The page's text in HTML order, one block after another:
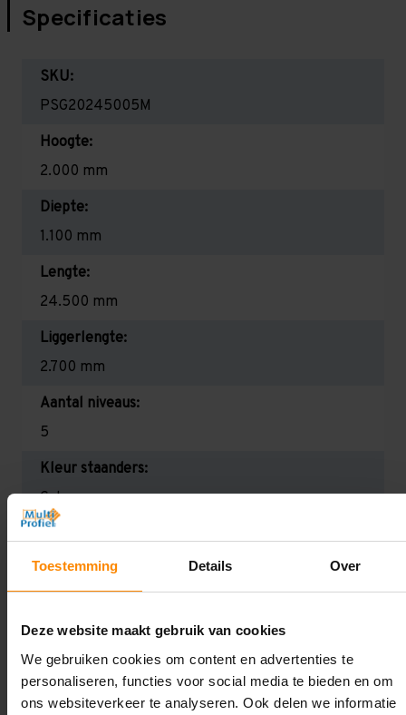
Toestemming Details Over
Deze website maakt gebruik van cookies
We gebruiken cookies om content en advertenties te
personaliseren, functies voor social media te bieden en om
ons websiteverkeer te analyseren. Ook delen we informatie
Specificaties
SKU:
PSG20245005M
Hoogte:
2.000 mm
Diepte:
1.100 mm
Lengte:
24.500 mm
Liggerlengte:
2.700 mm
Aantal niveaus:
5
Kleur staanders:
Galva
2.350 kg (780 kg per pallet)
12344 kg
Oplossing op maat nodig?
Wij kunnen je helpen!